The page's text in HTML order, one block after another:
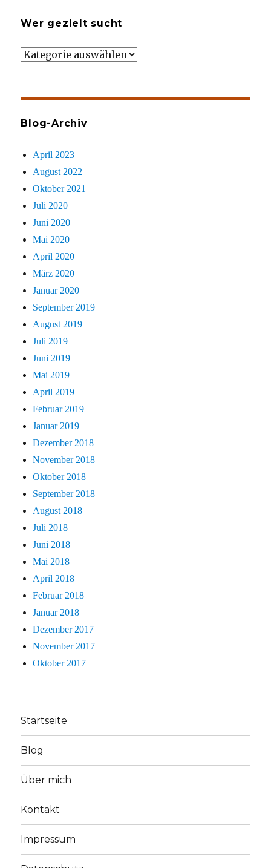
Wer gezielt sucht
Wer
Blog-Archiv
April 2023
August 2022
Oktober 2021
Juli 2020
Juni 2020
Mai 2020
April 2020
März 2020
Januar 2020
September 2019
August 2019
Juli 2019
Juni 2019
Mai 2019
April 2019
Februar 2019
Januar 2019
Dezember 2018
November 2018
Oktober 2018
September 2018
August 2018
Juli 2018
Juni 2018
Mai 2018
April 2018
Februar 2018
Januar 2018
Dezember 2017
November 2017
Oktober 2017
Startseite
Blog
Über mich
Kontakt
Impressum